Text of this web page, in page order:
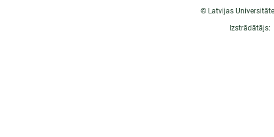
© Latvijas
Izstrādātājs: